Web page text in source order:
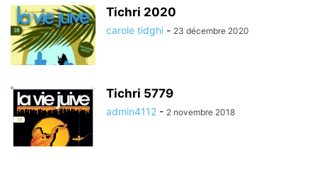
Tichri 2020
carole tidghi - 23 décembre 2020
Tichri 5779
admin4112 - 2 novembre 2018